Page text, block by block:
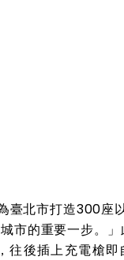
臺北市打造300座
市的重要一步。
往後插上充電槍即